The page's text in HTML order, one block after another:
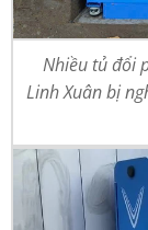
Nhiều tủ đổi
Linh Xuân bị